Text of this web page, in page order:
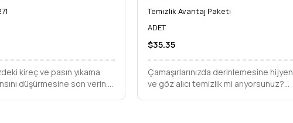
kireç ve pasın yıkama
düşürmesine son verin.
Temizlik Avantaj Paketi
ADET
$35.35
Çamaşırlarınızda derinlemesine hijyen
ve göz alıcı temizlik mi arıyorsunuz?